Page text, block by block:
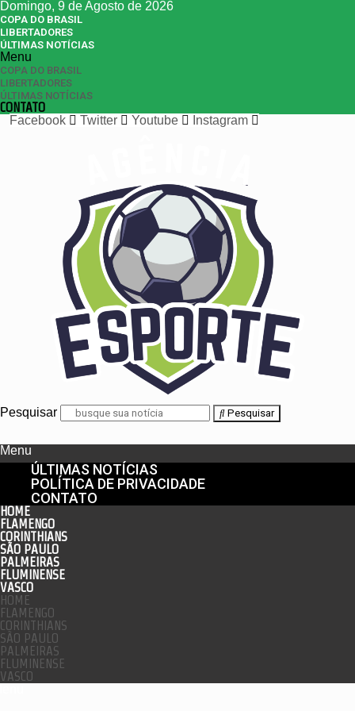
Domingo, 9 de Agosto de 2026
COPA DO BRASIL
LIBERTADORES
ÚLTIMAS NOTÍCIAS
Menu
COPA DO BRASIL
LIBERTADORES
ÚLTIMAS NOTÍCIAS
CONTATO
Facebook
Twitter Youtube Instagram
Pesquisar Pesquisar
Menu
ÚLTIMAS NOTÍCIAS
POLÍTICA DE PRIVACIDADE
CONTATO
HOME
FLAMENGO
CORINTHIANS
SÃO PAULO
PALMEIRAS
FLUMINENSE
VASCO
HOME
FLAMENGO
CORINTHIANS
SÃO PAULO
PALMEIRAS
FLUMINENSE
VASCO